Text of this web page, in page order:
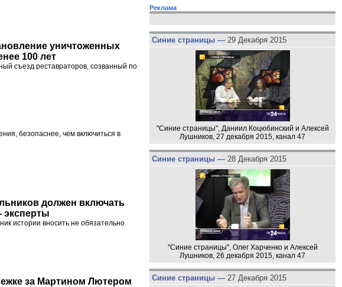
уничтоженных
100 лет
съезд реставраторов, созванный по
безопаснее, чем включиться в
должен включать
эксперты
истории вносить не обязательно
за Мартином Лютером
Реклама
Синие страницы — 29 Декабря 2015
"Синие страницы", Даниил Коцюбинский и Алексей
Лушников, 27 декабря 2015, канал 47
Синие страницы — 28 Декабря 2015
"Синие страницы", Олег Харченко и Алексей
Лушников, 26 декабря 2015, канал 47
Синие страницы — 27 Декабря 2015